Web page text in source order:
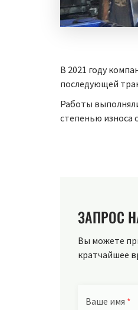
В 2021 году
последующей
Работы
степенью износа
ЗАПРОС
Вы можете
кратчайшее
Ваше имя *